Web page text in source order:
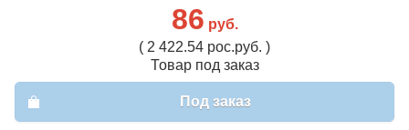
86 руб.
( 2 422.54 рос.руб. )
Товар под заказ
Под заказ